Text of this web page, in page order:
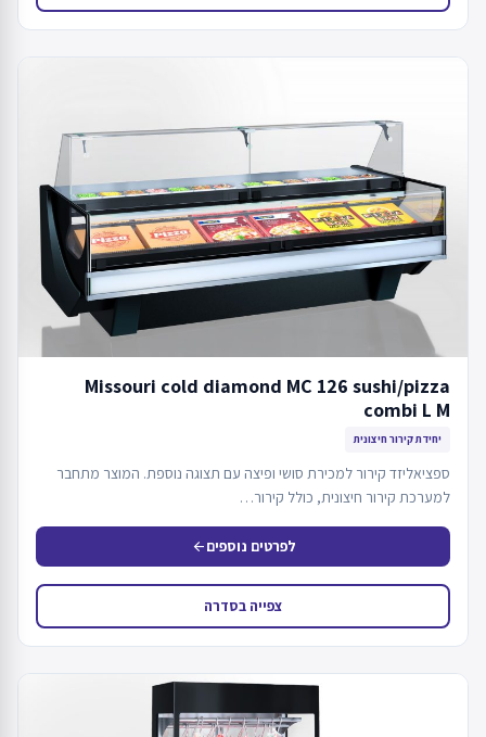
Missouri cold diamond MC 126 sushi/pizza
combi L M
יחידת קירור חיצונית
ספציאליזד קירור למכירת סושי ופיצה עם תצוגה נוספת. המוצר מתחבר
למערכת קירור חיצונית, כולל קירור…
לפרטים נוספיםarrow_back
צפייה בסדרה